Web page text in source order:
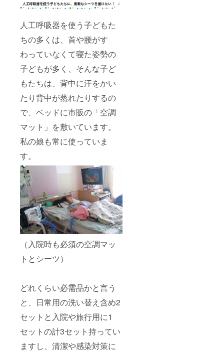
人工呼吸器を使う子どもた
ちの多くは、首や腰がす
わっていなくて寝た姿勢の
子どもが多く、そんな子ど
もたちは、背中に汗をかい
たり背中が蒸れたりするの
で、ベッドに市販の「空調
マット」を敷いています。
私の娘も常に使っていま
す。
（入院時も必須の空調マッ
トとシーツ）
どれくらい必需品かと言う
と、日常用の洗い替え含め2
セットと入院や旅行用に1
セットの計3セット持ってい
ますし、清潔や感染対策に